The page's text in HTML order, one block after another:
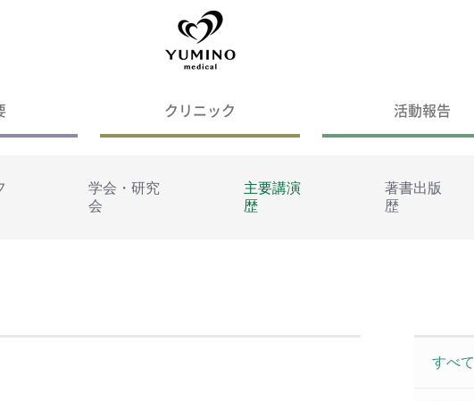
クリニック 活動報告
学会・研究
会
主要講演
歴
著書出版
歴
すべて